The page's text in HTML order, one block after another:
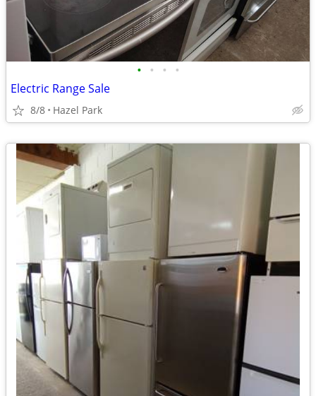
• • • •
Electric Range Sale
8/8 Hazel Park